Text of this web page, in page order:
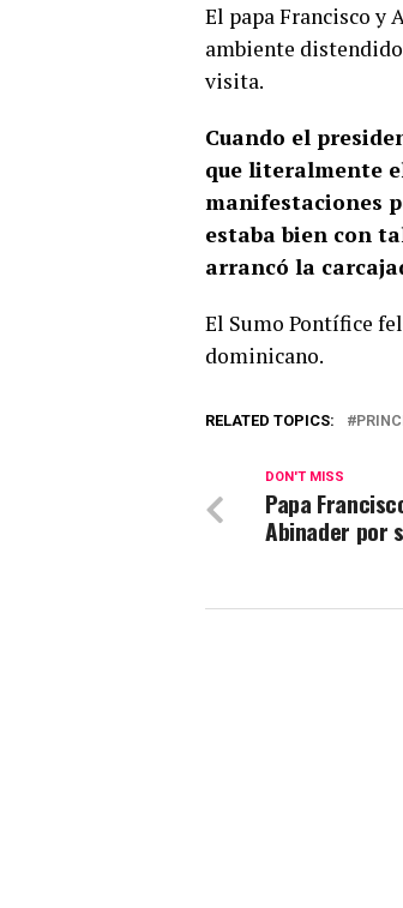
El papa Francisco y
ambiente
visita.
Cuando el
que literalmente
manifestaciones
estaba bien con
arrancó la
El Sumo Pontífice
dominicano.
RELATED TOPICS:
DON'T MISS
Papa
Abinader por